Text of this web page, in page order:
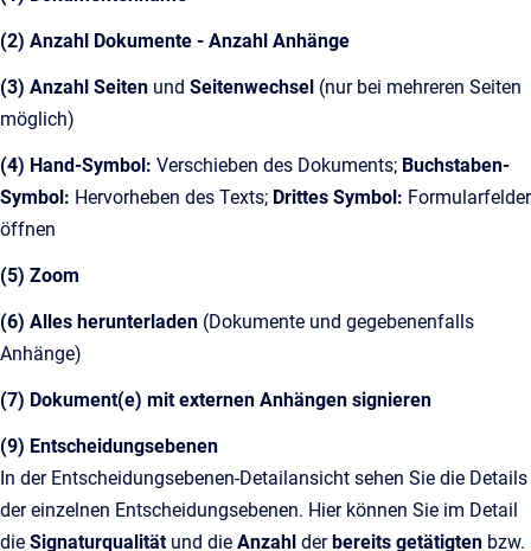
(2) Anzahl Dokumente - Anzahl Anhänge
(3) Anzahl Seiten und Seitenwechsel (nur bei mehreren Seiten
möglich)
(4) Hand-Symbol: Verschieben des Dokuments; Buchstaben-
Symbol: Hervorheben des Texts; Drittes Symbol: Formularfelder
öffnen
(5) Zoom
(6) Alles herunterladen (Dokumente und gegebenenfalls
Anhänge)
(7) Dokument(e) mit externen Anhängen signieren
(9) Entscheidungsebenen
In der Entscheidungsebenen-Detailansicht sehen Sie die Details
der einzelnen Entscheidungsebenen. Hier können Sie im Detail
die Signaturqualität und die Anzahl derbereits getätigten bzw.